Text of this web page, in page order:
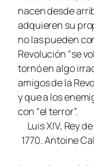
nacen desde
adquieren su
no las pueden
Revolución “se
tornó en algo
amigos de la
y que a los
con “el terror”.
Luis XIV, Rey
1770. Antoine